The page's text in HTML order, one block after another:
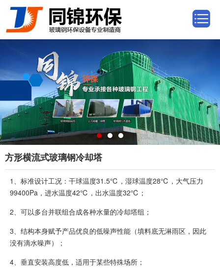
方形横流式玻璃钢冷却塔
1、标准设计工况：干球温度31.5℃，湿球温度28℃，大气压力
99400Pa，进水温度42℃，出水温度32℃；
2、可以多台并联组合成各种水量的冷却塔组；
3、结构本身赋予产品优良的低噪声性能（填料底无淋雨区，因此
没有滴水噪声）；
4、垂直安装高度低，适用于某些特殊场所；